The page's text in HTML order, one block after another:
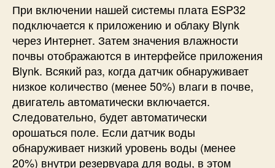
При включении нашей системы плата ESP32
подключается к приложению и облаку Blynk
через Интернет. Затем значения влажности
почвы отображаются в интерфейсе приложения
Blynk. Всякий раз, когда датчик обнаруживает
низкое количество (менее 50%) влаги в почве,
двигатель автоматически включается.
Следовательно, будет автоматически
орошаться поле. Если датчик воды
обнаруживает низкий уровень воды (менее
20%) внутри резервуара для воды, в этом